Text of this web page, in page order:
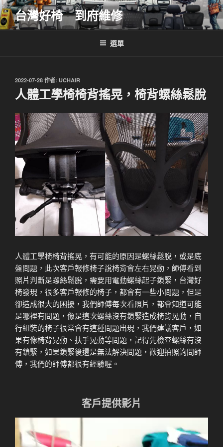
跳
至
主
台灣好椅 到府維修
選單
發
於
2022-07-28 作者: UCHAIR
人體工學椅椅背搖晃，椅背螺絲鬆脫
人體工學椅椅背搖晃，有可能的原因是螺絲鬆脫，或是底
盤問題，此次客戶報修椅子說椅背會左右晃動，師傅看到
照片判斷是螺絲鬆脫，需要用電動螺絲起子鎖緊，台灣好
椅發現，很多客戶報修的椅子，都會有一些小問題，但是
卻造成很大的困擾，我們師傅每次看照片，都會知道可能
是哪裡有問題，像是這次螺絲沒有鎖緊造成椅背晃動，自
行組裝的椅子很常會有這種問題出現，我們建議客戶，如
果有像椅背晃動、扶手晃動等問題，記得先檢查螺絲有沒
有鎖緊，如果鎖緊後還是無法解決問題，歡迎拍照詢問師
傅，我們的師傅都很有經驗喔。
客戶提供影片
視
訊